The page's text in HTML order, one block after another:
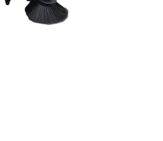
Стекла и зеркала